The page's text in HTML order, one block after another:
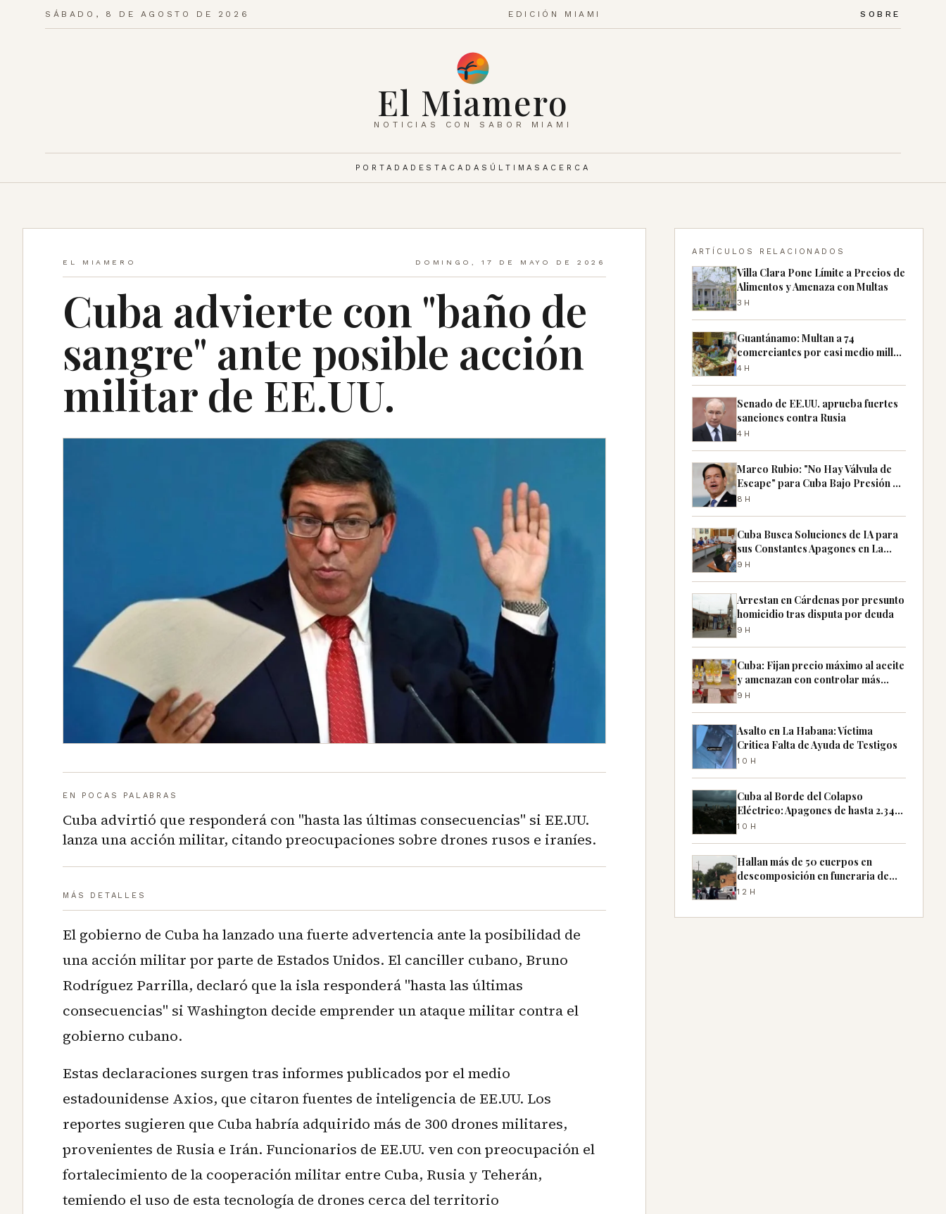
SÁBADO, 8 DE AGOSTO DE 2026 EDICIÓN MIAMI SOBRE
El Miamero
NOTICIAS CON SABOR MIAMI
PORTADA DESTACADAS ÚLTIMASACERCA
EL MIAMERO DOMINGO, 17 DE MAYO DE 2026
Cuba advierte con "baño de
sangre" ante posible acción
militar de EE.UU.
EN POCAS PALABRAS
Cuba advirtió que responderá con "hasta las últimas consecuencias" si EE.UU.
lanza una acción militar, citando preocupaciones sobre drones rusos e iraníes.
MÁS DETALLES
El gobierno de Cuba ha lanzado una fuerte advertencia ante la posibilidad de
una acción militar por parte de Estados Unidos. El canciller cubano, Bruno
Rodríguez Parrilla, declaró que la isla responderá "hasta las últimas
consecuencias" si Washington decide emprender un ataque militar contra el
gobierno cubano.
Estas declaraciones surgen tras informes publicados por el medio
estadounidense Axios, que citaron fuentes de inteligencia de EE.UU. Los
reportes sugieren que Cuba habría adquirido más de 300 drones militares,
provenientes de Rusia e Irán. Funcionarios de EE.UU. ven con preocupación el
fortalecimiento de la cooperación militar entre Cuba, Rusia y Teherán,
temiendo el uso de esta tecnología de drones cerca del territorio
ARTÍCULOS RELACIONADOS
Villa Clara Pone Límite a Precios de
Alimentos y Amenaza con Multas
3H
Guantánamo: Multan a 74
comerciantes por casi medio millón
de pesos por especulación
4H
Senado de EE.UU. aprueba fuertes
sanciones contra Rusia
4H
Marco Rubio: "No Hay Válvula de
Escape" para Cuba Bajo Presión de
EE.UU.
8H
Cuba Busca Soluciones de IA para
sus Constantes Apagones en La
Habana
9H
Arrestan en Cárdenas por presunto
homicidio tras disputa por deuda
9H
Cuba: Fijan precio máximo al aceite
y amenazan con controlar más
productos
9H
Asalto en La Habana: Víctima
Critica Falta de Ayuda de Testigos
10H
Cuba al Borde del Colapso
Eléctrico: Apagones de hasta 2.340
MW Previstos
10H
Hallan más de 50 cuerpos en
descomposición en funeraria de
Chicago
12H